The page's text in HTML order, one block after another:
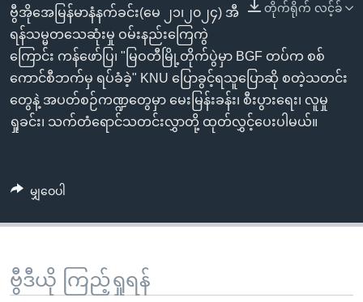
ကျော်
ကြည့်
ရန်
ရှာဖွေ
ရန်
နေရာ
ရန်
ဘာသာစကားများ
တိုက်ရိုက် လင့်ခ်
ဗွီအိုအေမြန်မာနံနက်ခင်း(မေ ၂၁၊၂၀၂၄) အီ
ရန်သမ္မတသေဆုံးမှု ဝမ်းနည်းကြေကွဲ
ကြောင်း ကန်ဖော်ပြ၊ "မြဝတီမြို့တိုက်ပွဲမှာ BGF တပ်က စစ်
ကောင်စီဘက်မှ ရပ်ခံခဲ့" KNU ပြောခွင့်ရသူပြောဆို စတဲ့သတင်း
တွေနဲ့ အပတ်စဉ်ကဏ္ဍတွေမှာ မေးမြန်းခန်း၊ စီးပွားရေး၊ လူမှု
ရှုခင်း၊ သက်တံရောင်သတင်းလွှာတို့ ထုတ်လွှင့်ပေးပါမယ်။
မျှဝေပါ
ဗွီဒီယို ကြည့်ရှုရန်